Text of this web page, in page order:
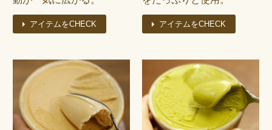
アイテムをCHECK アイテムをCHECK